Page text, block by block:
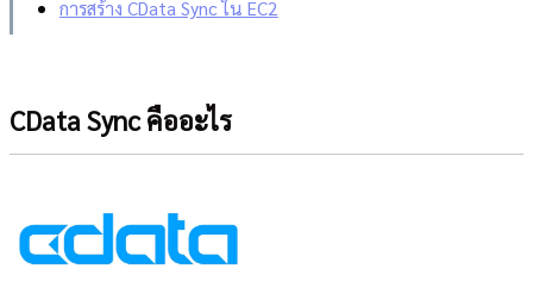
การสร้าง CData Sync ใน EC2
CData Sync คืออะไร